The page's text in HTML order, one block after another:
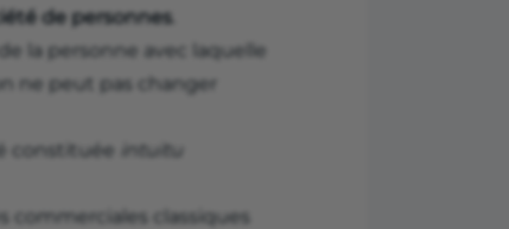
de personnes.
la personne avec laquelle
ne peut pas changer
constituée intuitu
commerciales classiques